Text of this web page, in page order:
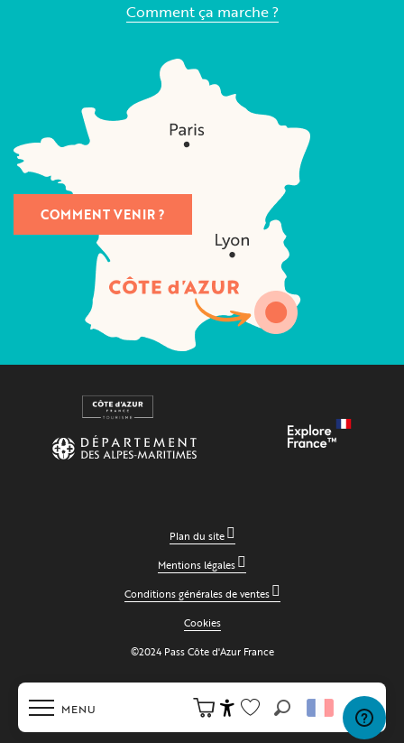
MENU
Accessibilité
Voir les favoris
Recherche
Comment ça marche ?
COMMENT VENIR ?
Plan du site
Mentions légales
Conditions générales de ventes
Cookies
©2024 Pass Côte d'Azur France